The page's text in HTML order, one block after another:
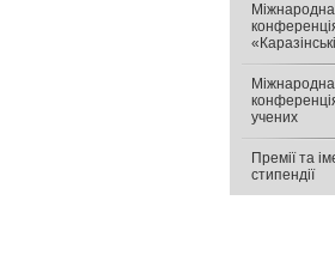
учених
Премії та
стипендії